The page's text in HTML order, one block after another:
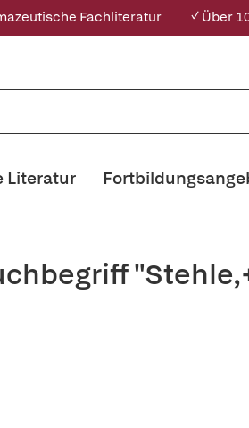
Fachliteratur ✓ Über
Literatur